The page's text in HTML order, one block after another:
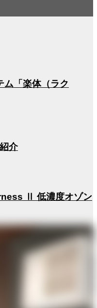
ム「楽体（ラク
介
Ⅱ 低濃度オゾン